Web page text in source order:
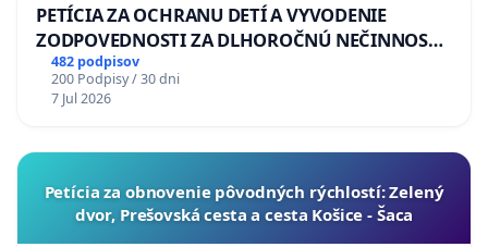
PETÍCIA ZA OCHRANU DETÍ A VYVODENIE
ZODPOVEDNOSTI ZA DLHOROČNÚ NEČINNOSŤ
A ZLYHANIE ŠTÁTU
482 podpisov
200 Podpisy / 30 dni
7 Jul 2026
​Petícia za obnovenie pôvodných rýchlostí: Zelený
dvor, Prešovská cesta a cesta Košice - Šaca